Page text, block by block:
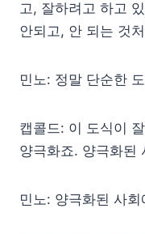
고, 잘하려고 하고
안되고, 안 되는 것
민노: 정말 단순한
캡콜드: 이 도식이
양극화죠. 양극화된
민노: 양극화된 사